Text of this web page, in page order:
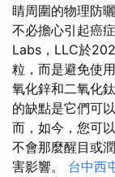
睛周圍的物理防
不必擔心引起癌
Labs，LLC於
粒，而是避免使
氧化鋅和二氧化
的缺點是它們可
而，如今，您可
不會那麼醒目或
害影響。 台中西